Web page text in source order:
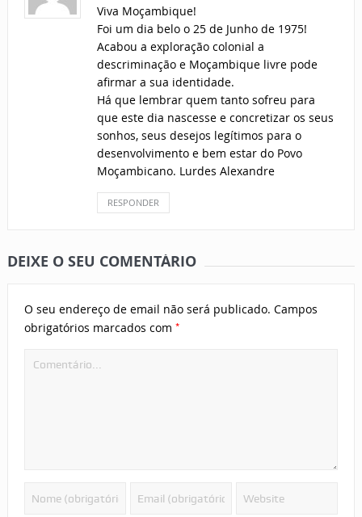
Viva Moçambique!
Foi um dia belo o 25 de Junho de 1975!
Acabou a exploração colonial a
descriminação e Moçambique livre pode
afirmar a sua identidade.
Há que lembrar quem tanto sofreu para
que este dia nascesse e concretizar os seus
sonhos, seus desejos legítimos para o
desenvolvimento e bem estar do Povo
Moçambicano. Lurdes Alexandre
RESPONDER
DEIXE O SEU COMENTÁRIO
O seu endereço de email não será publicado. Campos
obrigatórios marcados com *